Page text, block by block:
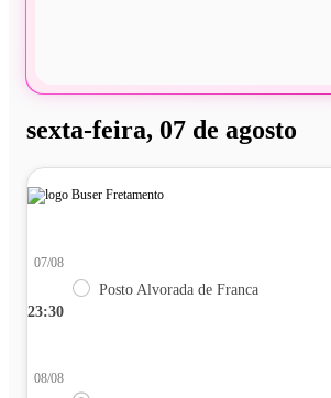
sexta-feira, 07 de agosto
23:30
07/08
Posto Alvorada de Franca
08/08